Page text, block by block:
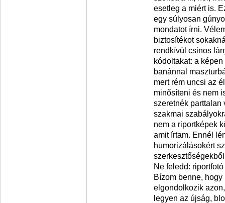
esetleg a miért is.
egy súlyosan
mondatot írni.
biztosítékot
rendkívül csinos
kódoltakat: a
banánnal
mert rém uncsi az
minősíteni és nem
szeretnék parttalan
szakmai
nem a riportképek
amit írtam. Ennél
humorizálásokért
Ne feledd:
Bízom benne,
elgondolkozik
legyen az újság,